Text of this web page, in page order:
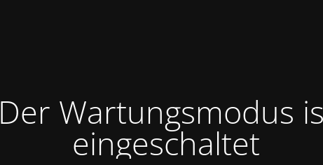
Der Wartungsmodus
eingeschaltet